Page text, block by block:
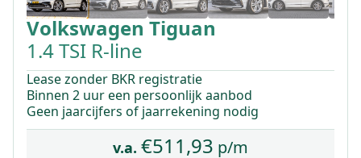
VolkswagenTiguan
1.4 TSI R-line
Lease zonder BKR registratie
Binnen 2 uur een persoonlijk aanbod
Geen jaarcijfers of jaarrekening nodig
v.a. €511,93 p/m